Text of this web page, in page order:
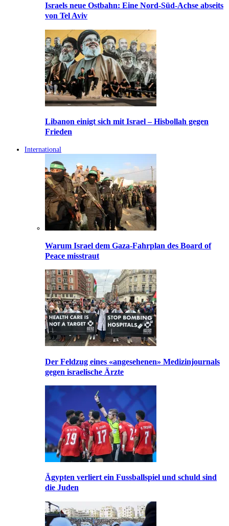
Israels neue Ostbahn: Eine Nord-Süd-Achse abseits
von Tel Aviv
Libanon einigt sich mit Israel – Hisbollah gegen
Frieden
International
Warum Israel dem Gaza-Fahrplan des Board of
Peace misstraut
Der Feldzug eines «angesehenen» Medizinjournals
gegen israelische Ärzte
Ägypten verliert ein Fussballspiel und schuld sind
die Juden